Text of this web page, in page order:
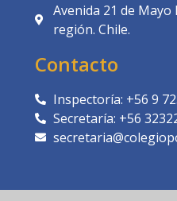
Avenida 21 de Mayo
región. Chile.
Contacto
Inspectoría: +56 9
Secretaría: +56